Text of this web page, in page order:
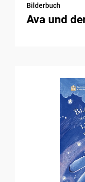
Bilderbuch
Ava und